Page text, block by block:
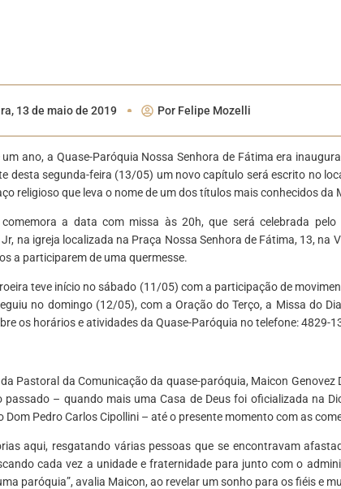
13 de maio de 2019 Por Felipe Mozelli
ano, a Quase-Paróquia Nossa Senhora de Fátima era
desta segunda-feira (13/05) um novo capítulo será escrito no
religioso que leva o nome de um dos títulos mais conhecidos da
a data com missa às 20h, que será celebrada pelo
na igreja localizada na Praça Nossa Senhora de Fátima, 13, na
a participarem de uma quermesse.
teve início no sábado (11/05) com a participação de
no domingo (12/05), com a Oração do Terço, a Missa do
os horários e atividades da Quase-Paróquia no telefone: 4829-
Pastoral da Comunicação da quase-paróquia, Maicon
passado – quando mais uma Casa de Deus foi oficializada na
Dom Pedro Carlos Cipollini – até o presente momento com as
aqui, resgatando várias pessoas que se encontravam
cada vez a unidade e fraternidade para junto com o
paróquia”, avalia Maicon, ao revelar um sonho para os fiéis e